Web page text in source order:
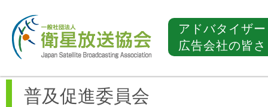
アドバタイザ
広告会社の皆
普及促進委員会